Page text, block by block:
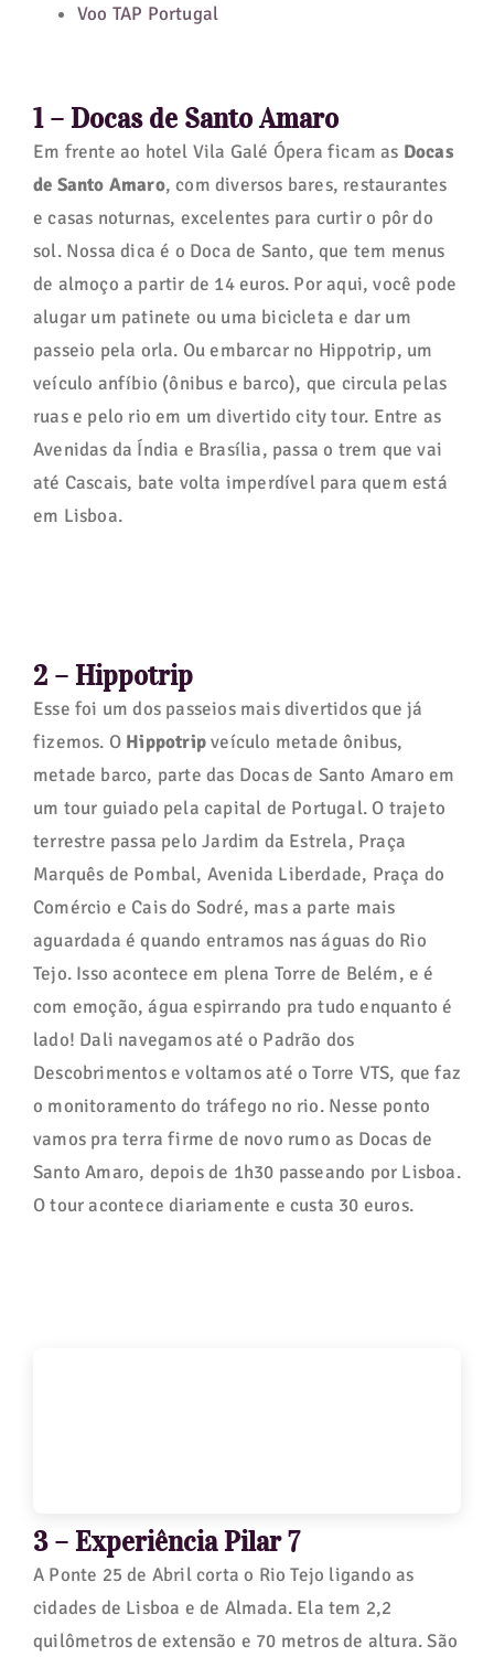
Voo TAP Portugal
1 –Docas de Santo Amaro
Em frente ao hotel Vila Galé Ópera ficam as Docas
de Santo Amaro, com diversos bares, restaurantes
e casas noturnas, excelentes para curtir o pôr do
sol. Nossa dica é o Doca de Santo, que tem menus
de almoço a partir de 14 euros. Por aqui, você pode
alugar um patinete ou uma bicicleta e dar um
passeio pela orla. Ou embarcar no Hippotrip, um
veículo anfíbio (ônibus e barco), que circula pelas
ruas e pelo rio em um divertido city tour. Entre as
Avenidas da Índia e Brasília, passa o trem que vai
até Cascais, bate volta imperdível para quem está
em Lisboa.
2 – Hippotrip
Esse foi um dos passeios mais divertidos que já
fizemos. O Hippotripveículo metade ônibus,
metade barco, parte das Docas de Santo Amaro em
um tour guiado pela capital de Portugal. O trajeto
terrestre passa pelo Jardim da Estrela, Praça
Marquês de Pombal, Avenida Liberdade, Praça do
Comércio e Cais do Sodré, mas a parte mais
aguardada é quando entramos nas águas do Rio
Tejo. Isso acontece em plena Torre de Belém, e é
com emoção, água espirrando pra tudo enquanto é
lado! Dali navegamos até o Padrão dos
Descobrimentos e voltamos até o Torre VTS, que faz
o monitoramento do tráfego no rio. Nesse ponto
vamos pra terra firme de novo rumo as Docas de
Santo Amaro, depois de 1h30 passeando por Lisboa.
O tour acontece diariamente e custa 30 euros.
3 – Experiência Pilar 7
A Ponte 25 de Abril corta o Rio Tejo ligando as
cidades de Lisboa e de Almada. Ela tem 2,2
quilômetros de extensão e 70 metros de altura. São